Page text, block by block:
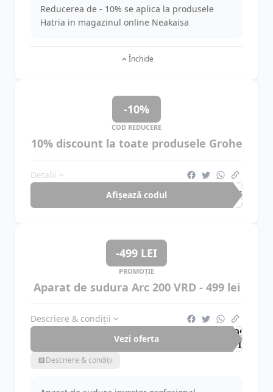
Reducerea de - 10% se aplica la produsele
Hatria in magazinul online Neakaisa
Închide
-10%
COD REDUCERE
10% discount la toate produsele Grohe
Detalii
Afișează codul
EXT
-499 LEI
PROMOȚIE
Aparat de sudura Arc 200 VRD - 499 lei
Descriere & condiții
Vezi oferta
-499
LEI
Descriere & condiții